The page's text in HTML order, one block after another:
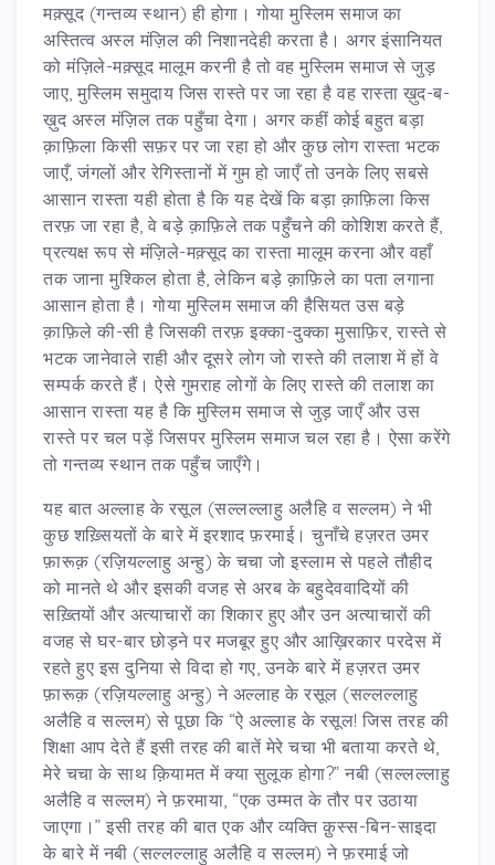
मक़्सूद (गन्तव्य स्थान) ही होगा। गोया मुस्लिम समाज का
अस्तित्व अस्ल मंज़िल की निशानदेही करता है। अगर इंसानियत
को मंज़िले-मक़्सूद मालूम करनी है तो वह मुस्लिम समाज से जुड़
जाए, मुस्लिम समुदाय जिस रास्ते पर जा रहा है वह रास्ता ख़ुद-ब-
ख़ुद अस्ल मंज़िल तक पहुँचा देगा। अगर कहीं कोई बहुत बड़ा
क़ाफ़िला किसी सफ़र पर जा रहा हो और कुछ लोग रास्ता भटक
जाएँ, जंगलों और रेगिस्तानों में गुम हो जाएँ तो उनके लिए सबसे
आसान रास्ता यही होता है कि यह देखें कि बड़ा क़ाफ़िला किस
तरफ़ जा रहा है, वे बड़े क़ाफ़िले तक पहुँचने की कोशिश करते हैं,
प्रत्यक्ष रूप से मंज़िले-मक़्सूद का रास्ता मालूम करना और वहाँ
तक जाना मुश्किल होता है, लेकिन बड़े क़ाफ़िले का पता लगाना
आसान होता है। गोया मुस्लिम समाज की हैसियत उस बड़े
क़ाफ़िले की-सी है जिसकी तरफ़ इक्का-दुक्का मुसाफ़िर, रास्ते से
भटक जानेवाले राही और दूसरे लोग जो रास्ते की तलाश में हों वे
सम्पर्क करते हैं। ऐसे गुमराह लोगों के लिए रास्ते की तलाश का
आसान रास्ता यह है कि मुस्लिम समाज से जुड़ जाएँ और उस
रास्ते पर चल पड़ें जिसपर मुस्लिम समाज चल रहा है। ऐसा करेंगे
तो गन्तव्य स्थान तक पहुँच जाएँगे।
यह बात अल्लाह के रसूल (सल्लल्लाहु अलैहि व सल्लम) ने भी
कुछ शख़्सियतों के बारे में इरशाद फ़रमाई। चुनाँचे हज़रत उमर
फ़ारूक़ (रज़ियल्लाहु अन्हु) के चचा जो इस्लाम से पहले तौहीद
को मानते थे और इसकी वजह से अरब के बहुदेववादियों की
सख़्तियों और अत्याचारों का शिकार हुए और उन अत्याचारों की
वजह से घर-बार छोड़ने पर मजबूर हुए और आख़िरकार परदेस में
रहते हुए इस दुनिया से विदा हो गए, उनके बारे में हज़रत उमर
फ़ारूक़ (रज़ियल्लाहु अन्हु) ने अल्लाह के रसूल (सल्लल्लाहु
अलैहि व सल्लम) से पूछा कि “ऐ अल्लाह के रसूल! जिस तरह की
शिक्षा आप देते हैं इसी तरह की बातें मेरे चचा भी बताया करते थे,
मेरे चचा के साथ क़ियामत में क्या सुलूक होगा?” नबी (सल्लल्लाहु
अलैहि व सल्लम) ने फ़रमाया, “एक उम्मत के तौर पर उठाया
जाएगा।” इसी तरह की बात एक और व्यक्ति क़ुस्स-बिन-साइदा
के बारे में नबी (सल्लल्लाहु अलैहि व सल्लम) ने फ़रमाई जो